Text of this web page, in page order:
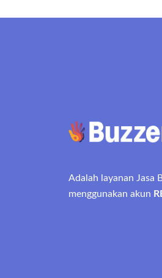
Adalah layanan Jasa
menggunakan akun